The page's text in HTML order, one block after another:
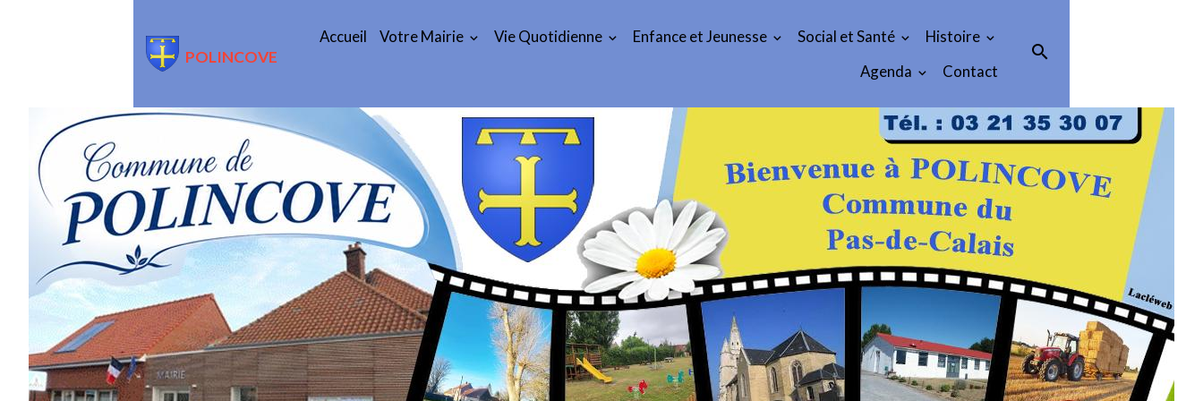
POLINCOVE
Accueil Votre Mairie Vie Quotidienne Enfance et Jeunesse Social et Santé
Histoire
Agenda
Contact